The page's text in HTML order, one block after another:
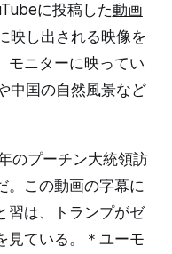
に投稿した動画
映し出される映像を
モニターに映ってい
中国の自然風景など
のプーチン大統領訪
。この動画の字幕に
習は、トランプがゼ
見ている。＊ユーモ